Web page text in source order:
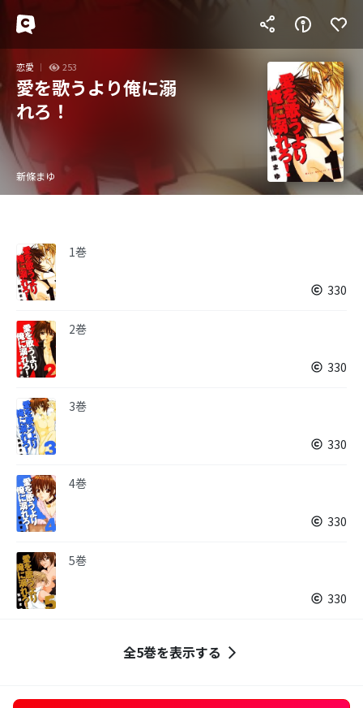
恋愛 253
愛を歌うより俺に溺
れろ！
新條まゆ
1巻
330
2巻
330
3巻
330
4巻
330
5巻
330
全5巻を表示する